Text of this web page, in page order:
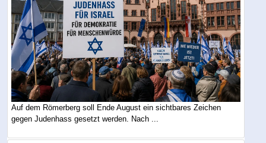
Auf dem Römerberg soll Ende August ein sichtbares Zeichen
gegen Judenhass gesetzt werden. Nach ...